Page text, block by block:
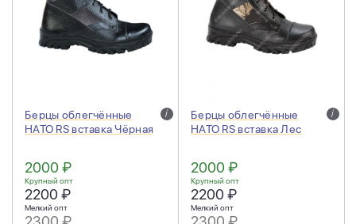
Берцы облегчённые
НАТО RS вставка Чёрная
i
2000 ₽
Крупный опт
2200 ₽
Мелкий опт
Берцы облегчённые
НАТО RS вставка Лес
i
2000 ₽
Крупный опт
2200 ₽
Мелкий опт